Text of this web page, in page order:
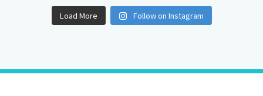
Load More Follow on Instagram